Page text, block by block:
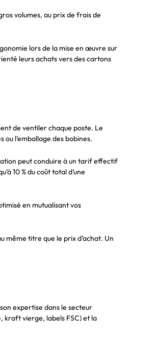
volumes, au prix de frais de
lors de la mise en œuvre sur
leurs achats vers des cartons
de ventiler chaque poste. Le
l’emballage des bobines.
peut conduire à un tarif effectif
10 % du coût total d’une
en mutualisant vos
même titre que le prix d’achat. Un
expertise dans le secteur
kraft vierge, labels FSC) et la